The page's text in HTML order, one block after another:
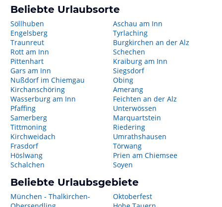
Beliebte Urlaubsorte
Söllhuben
Engelsberg
Traunreut
Rott am Inn
Pittenhart
Gars am Inn
Nußdorf im Chiemgau
Kirchanschöring
Wasserburg am Inn
Pfaffing
Samerberg
Tittmoning
Kirchweidach
Frasdorf
Höslwang
Schalchen
Aschau am Inn
Tyrlaching
Burgkirchen an der Alz
Schechen
Kraiburg am Inn
Siegsdorf
Obing
Amerang
Feichten an der Alz
Unterwössen
Marquartstein
Riedering
Umrathshausen
Törwang
Prien am Chiemsee
Soyen
Beliebte Urlaubsgebiete
München - Thalkirchen-
Oktoberfest